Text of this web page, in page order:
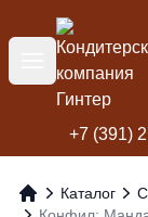
Меню
+7 (391)
Каталог